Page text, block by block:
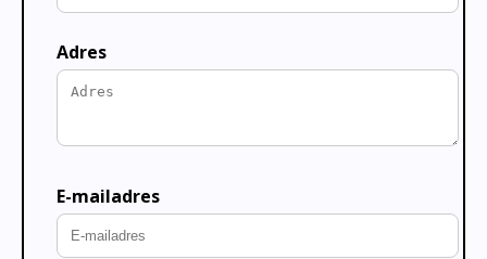
Adres
E-mailadres